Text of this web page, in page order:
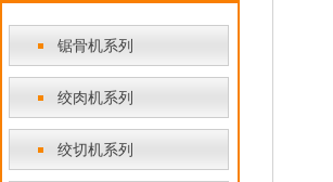
锯骨机系列
绞肉机系列
绞切机系列